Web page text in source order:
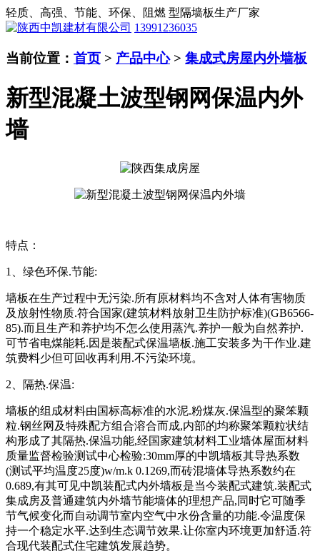
轻质、高强、节能、环保、阻燃 型隔墙板生产厂家
13991236035
当前位置： 首页 > 产品中心> 集成式房屋内外墙板
新型混凝土波型钢网保温内外
墙
特点：
1、绿色环保.节能:
墙板在生产过程中无污染.所有原材料均不含对人体有害物质
及放射性物质.符合国家(建筑材料放射卫生防护标准)(GB6566-
85).而且生产和养护均不怎么使用蒸汽.养护一般为自然养护.
可节省电煤能耗.因是装配式保温墙板.施工安装多为干作业.建
筑费料少但可回收再利用.不污染环境。
2、隔热.保温:
墙板的组成材料由国标高标准的水泥.粉煤灰.保温型的聚笨颗
粒.钢丝网及特殊配方组合溶合而成,内部的均称聚笨颗粒状结
构形成了其隔热.保温功能,经国家建筑材料工业墙体屋面材料
质量监督检验测试中心检验:30mm厚的中凯墙板其导热系数
(测试平均温度25度)w/m.k 0.1269,而砖混墙体导热系数约在
0.689,有其可见中凯装配式内外墙板是当今装配式建筑.装配式
集成房及普通建筑内外墙节能墙体的理想产品,同时它可随季
节气候变化而自动调节室内空气中水份含量的功能.令温度保
持一个稳定水平.达到生态调节效果.让你室内环境更加舒适.符
合现代装配式住宅建筑发展趋势。